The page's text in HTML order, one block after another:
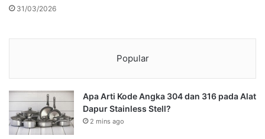
31/03/2026
Popular
Apa Arti Kode Angka 304 dan 316 pada Alat
Dapur Stainless Stell?
2 mins ago